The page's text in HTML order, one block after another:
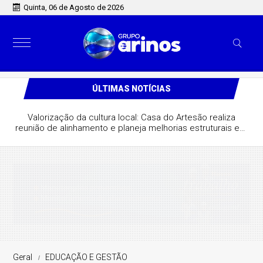
Quinta, 06 de Agosto de 2026
ÚLTIMAS NOTÍCIAS
Valorização da cultura local: Casa do Artesão realiza
reunião de alinhamento e planeja melhorias estruturais em
Geral EDUCAÇÃO E GESTÃO